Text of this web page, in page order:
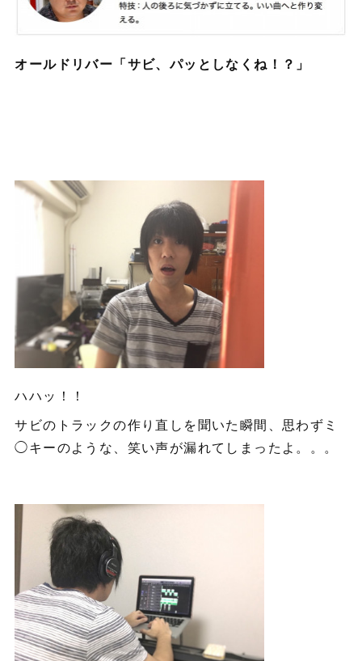
オールドリバー「サビ、パッとしなくね！？」
ハハッ！！
サビのトラックの作り直しを聞いた瞬間、思わずミ
◯キーのような、笑い声が漏れてしまったよ。。。